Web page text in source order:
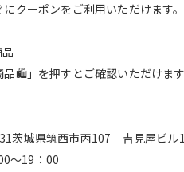
クーポンをご利用いただけます。
🛍️」を押すとご確認いただけます
茨城県筑西市丙107 吉見屋ビル
～19：00